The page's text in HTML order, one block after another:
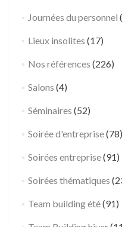
r
n
e
n
n
v
e
s
i
r
Journées du personnel
Lieux insolites (17)
Nos références (226)
Salons (4)
Séminaires (52)
Soirée d'entreprise(78)
Soirées entreprise(91)
Soirées thématiques
Team building été(91)